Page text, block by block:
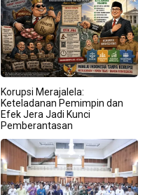
Korupsi Merajalela:
Keteladanan Pemimpin dan
Efek Jera Jadi Kunci
Pemberantasan